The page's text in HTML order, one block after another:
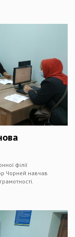
філії
Чорней навчав